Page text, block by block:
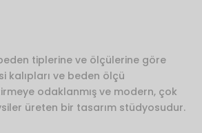
tiplerine ve ölçülerine göre
kalıpları ve beden ölçü
odaklanmış ve modern, çok
üreten bir tasarım stüdyosudur.